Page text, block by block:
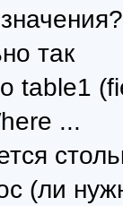
так
table1
...
(ли